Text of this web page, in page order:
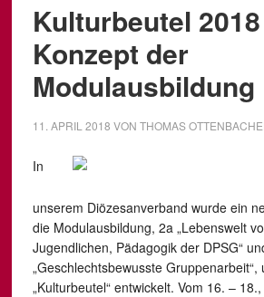
Kulturbeutel
Konzept der
Modulausbildung
11. APRIL 2018 VON THOMAS
In
unserem Diözesanverband wurde ein
die Modulausbildung, 2a „Lebenswelt
Jugendlichen, Pädagogik der DPSG“
„Geschlechtsbewusste
„Kulturbeutel“ entwickelt. Vom 16. –